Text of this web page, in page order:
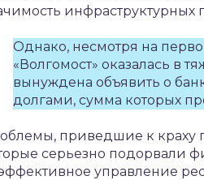
инфраструктурных
Однако, несмотря на
«Волгомост» оказалась в
вынуждена объявить о
долгами, сумма которых
приведшие к краху
серьезно подорвали
управление